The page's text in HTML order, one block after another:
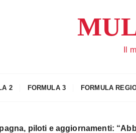
Il
2 FORMULA 3 FORMULA
piloti e aggiornamenti: